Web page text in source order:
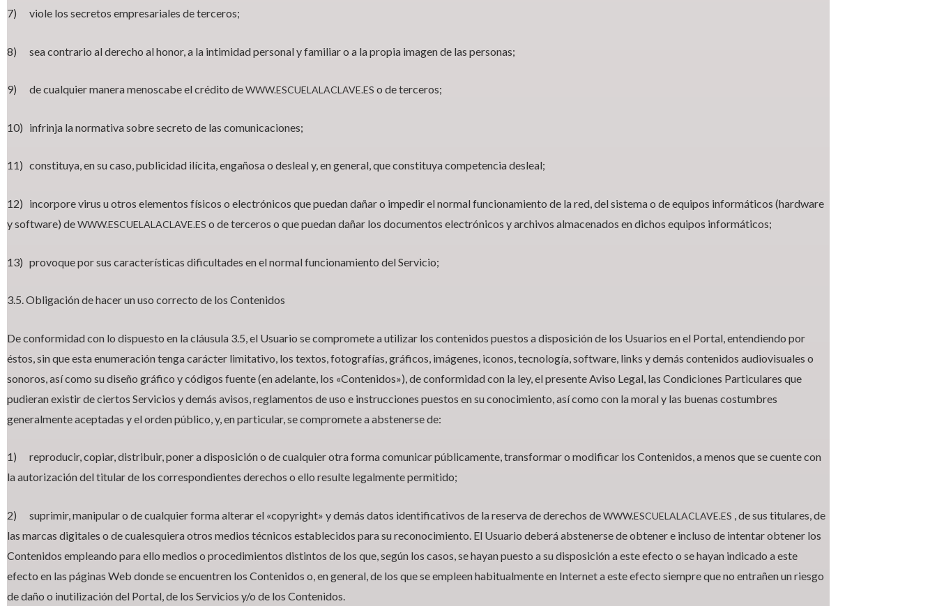
7) viole los secretos empresariales de terceros;
8) sea contrario al derecho al honor, a la intimidad personal y familiar o a la propia imagen de las personas;
9) de cualquier manera menoscabe el crédito deWWW.ESCUELALACLAVE.ES o de terceros;
10) infrinja la normativa sobre secreto de las comunicaciones;
11) constituya, en su caso, publicidad ilícita, engañosa o desleal y, en general, que constituya competencia desleal;
12) incorpore virus u otros elementos físicos o electrónicos que puedan dañar o impedir el normal funcionamiento de la red, del sistema o de equipos informáticos (hardware
y software) deWWW.ESCUELALACLAVE.ES o de terceros o que puedan dañar los documentos electrónicos y archivos almacenados en dichos equipos informáticos;
13) provoque por sus características dificultades en el normal funcionamiento del Servicio;
3.5. Obligación de hacer un uso correcto de los Contenidos
De conformidad con lo dispuesto en la cláusula 3.5, el Usuario se compromete a utilizar los contenidos puestos a disposición de los Usuarios en el Portal, entendiendo por
éstos, sin que esta enumeración tenga carácter limitativo, los textos, fotografías, gráficos, imágenes, iconos, tecnología, software, links y demás contenidos audiovisuales o
sonoros, así como su diseño gráfico y códigos fuente (en adelante, los «Contenidos»), de conformidad con la ley, el presente Aviso Legal, las Condiciones Particulares que
pudieran existir de ciertos Servicios y demás avisos, reglamentos de uso e instrucciones puestos en su conocimiento, así como con la moral y las buenas costumbres
generalmente aceptadas y el orden público, y, en particular, se compromete a abstenerse de:
1) reproducir, copiar, distribuir, poner a disposición o de cualquier otra forma comunicar públicamente, transformar o modificar los Contenidos, a menos que se cuente con
la autorización del titular de los correspondientes derechos o ello resulte legalmente permitido;
2) suprimir, manipular o de cualquier forma alterar el «copyright» y demás datos identificativos de la reserva de derechos deWWW.ESCUELALACLAVE.ES , de sus titulares, de
las marcas digitales o de cualesquiera otros medios técnicos establecidos para su reconocimiento. El Usuario deberá abstenerse de obtener e incluso de intentar obtener los
Contenidos empleando para ello medios o procedimientos distintos de los que, según los casos, se hayan puesto a su disposición a este efecto o se hayan indicado a este
efecto en las páginas Web donde se encuentren los Contenidos o, en general, de los que se empleen habitualmente en Internet a este efecto siempre que no entrañen un riesgo
de daño o inutilización del Portal, de los Servicios y/o de los Contenidos.